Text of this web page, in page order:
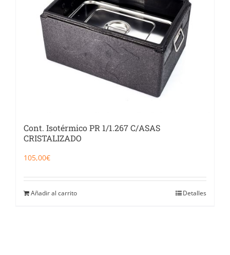
Cont. Isotérmico PR 1/1.267 C/ASAS
CRISTALIZADO
105,00€
Añadir al carrito Detalles